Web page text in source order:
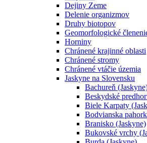
Dejiny Zeme
Delenie organizmov
Druhy biotopov
Geomorfologické
Horniny
Chránené krajinné oblasti
Chránené stromy
Chránené vtáčie územia
Jaskyne na Slovensku
Bachureň
Beskydské
Biele Karpaty
Bodvianska
Branisko (Jaskyne)
Bukovské vrchy